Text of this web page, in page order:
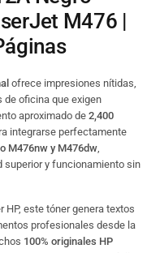
M476 |
ofrece impresiones nítidas,
de oficina que exigen
aproximado de 2,400
integrarse perfectamente
M476nw y M476dw
superior y funcionamiento sin
este tóner genera textos
profesionales desde la
100% originales HP